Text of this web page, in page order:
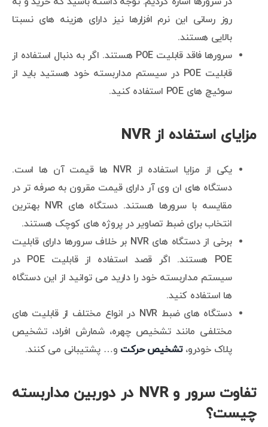
روز رسانی این نرم افزارها نیز دارای هزینه های نسبتا
بالایی هستند.
سرورها فاقد قابلیت POE هستند. اگر به دنبال استفاده از
قابلیت POE در سیستم مداربسته خود هستید باید از
سوئیچ های POE استفاده کنید.
مزایای استفاده از NVR
یکی از مزایا استفاده از NVR ها قیمت آن ها است.
دستگاه های ان وی آر دارای قیمت مقرون به صرفه تر در
مقایسه با سرورها هستند. دستگاه های NVR بهترین
انتخاب برای ضبط تصاویر در پروژه های کوچک هستند.
برخی از دستگاه های NVR بر خلاف سرورها دارای قابلیت
POE هستند. اگر قصد استفاده از قابلیت POE در
سیستم مداربسته خود را دارید می توانید از این دستگاه
ها استفاده کنید.
دستگاه های ضبط NVR در انواع مختلف از قابلیت های
مختلفی مانند تشخیص چهره، شمارش افراد، تشخیص
پلاک خودرو،تشخیص حرکت و… پشتیبانی می کنند.
تفاوت سرور و NVR در دوربین مداربسته
چیست؟